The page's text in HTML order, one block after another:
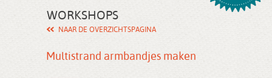
WORKSHOPS
NAAR DE OVERZICHTSPAGINA
Multistrand armbandjes maken